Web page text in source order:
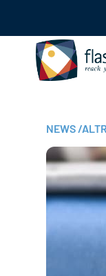
NEWS /